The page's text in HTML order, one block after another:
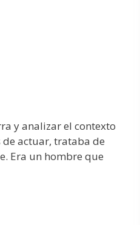
y analizar el contexto
de actuar, trataba de
Era un hombre que